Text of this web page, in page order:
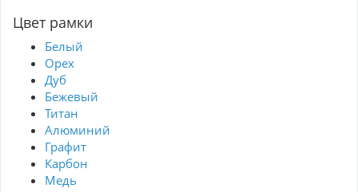
Цвет рамки
Белый
Орех
Дуб
Бежевый
Титан
Алюминий
Графит
Карбон
Медь